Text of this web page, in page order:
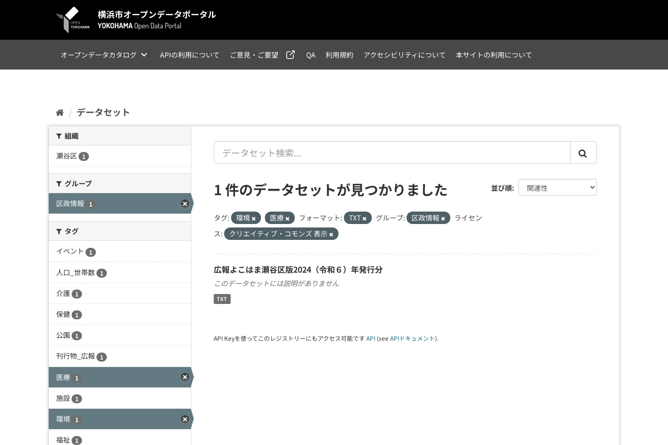
オープンデータカタログ APIの利用について ご意見・ご要望 QA 利用規約 アクセシビリティについて 本サイトの利用について
データセット
組織
瀬谷区
1
グループ
区政情報
1
タグ
イベント
1
人口_世帯数 1
介護 1
保健 1
公園 1
刊行物_広報 1
医療 1
施設 1
環境 1
福祉 1
並び順
1 件のデータセットが見つかりました
タグ: 環境 医療 フォーマット: TXT グループ: 区政情報
ライセン
ス:
クリエイティブ・コモンズ 表示
広報よこはま瀬谷区版2024（令和６）年発行分
このデータセットには説明がありません
TXT
API Keyを使ってこのレジストリーにもアクセス可能です API (see APIドキュメント).